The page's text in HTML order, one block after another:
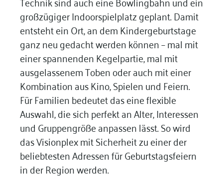
großzügiger Indoorspielplatz geplant. Damit
entsteht ein Ort, an dem Kindergeburtstage
ganz neu gedacht werden können – mal mit
einer spannenden Kegelpartie, mal mit
ausgelassenem Toben oder auch mit einer
Kombination aus Kino, Spielen und Feiern.
Für Familien bedeutet das eine flexible
Auswahl, die sich perfekt an Alter, Interessen
und Gruppengröße anpassen lässt. So wird
das Visionplex mit Sicherheit zu einer der
beliebtesten Adressen für Geburtstagsfeiern
in der Region werden.